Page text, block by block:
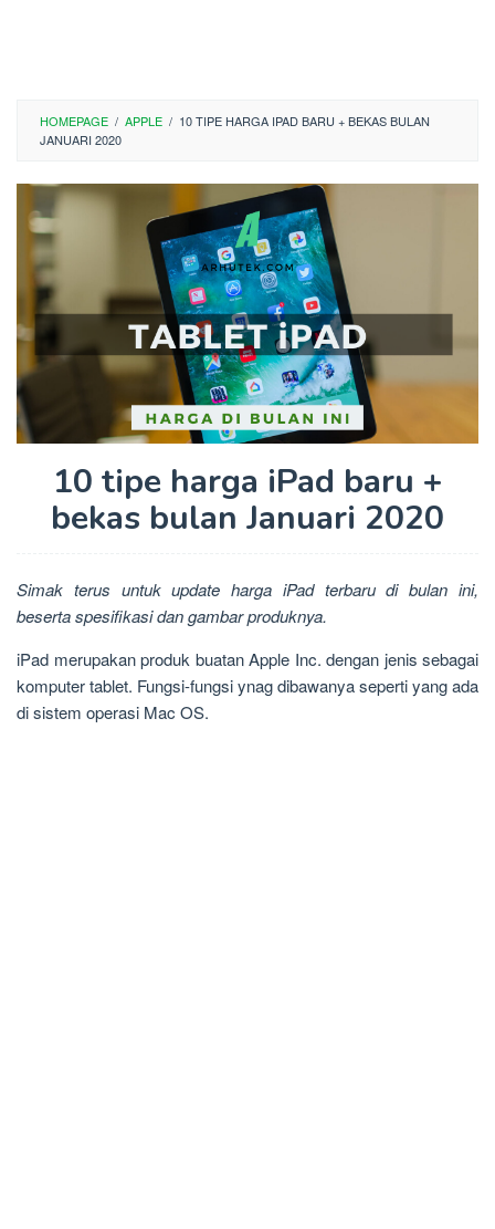
HOMEPAGE / APPLE / 10 TIPE HARGA IPAD BARU + BEKAS BULAN
JANUARI 2020
10 tipe harga iPad baru +
bekas bulan Januari 2020
Simak terus untuk update harga iPad terbaru di bulan ini,
beserta spesifikasi dan gambar produknya.
iPad merupakan produk buatan Apple Inc. dengan jenis sebagai
komputer tablet. Fungsi-fungsi ynag dibawanya seperti yang ada
di sistem operasi Mac OS.